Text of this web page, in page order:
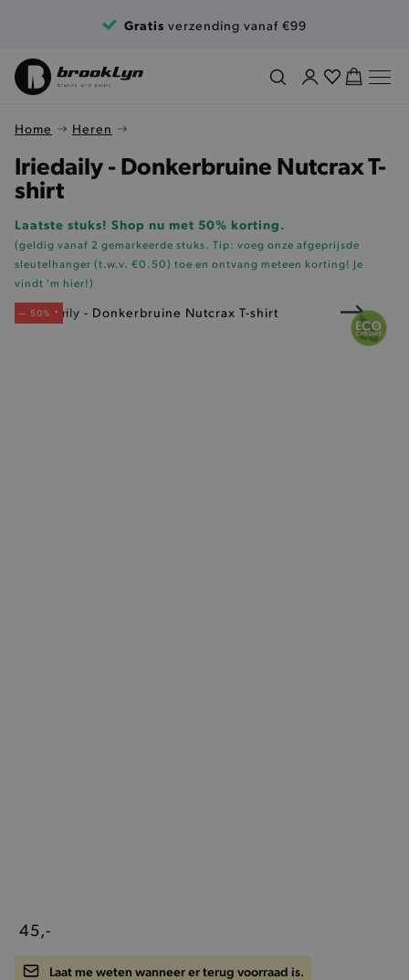
Gratis verzending vanaf €99
Home Heren
Iriedaily - Donkerbruine Nutcrax T-
shirt
Laatste stuks! Shop nu met 50% korting.
(geldig vanaf 2 gemarkeerde stuks. Tip: voeg onze afgeprijsde
sleutelhanger (t.w.v. €0.50) toe en ontvang meteen korting! Je
vindt 'm hier!)
— 50% *
45,-
Laat me weten wanneer er terug voorraad is.